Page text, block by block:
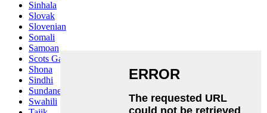
Sinhala
Slovak
Slovenian
Somali
Samoan
Scots Gaelic
Shona
Sindhi
Sundanese
Swahili